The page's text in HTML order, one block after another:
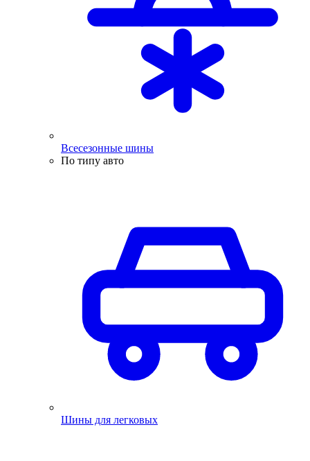
Всесезонные шины
По типу авто
Шины для легковых